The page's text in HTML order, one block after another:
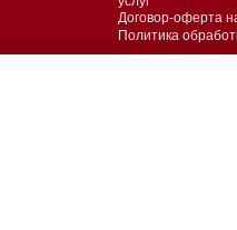
Договор-оферта
Политика